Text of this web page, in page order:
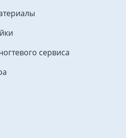
сервиса